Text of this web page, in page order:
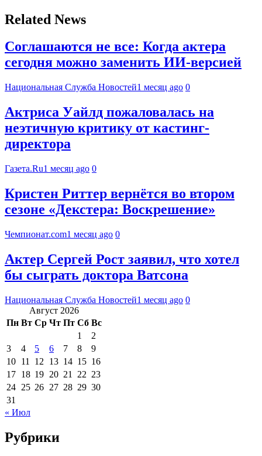
Related News
Соглашаются не все: Когда актера
сегодня можно заменить ИИ-версией
Национальная Служба Новостей1 месяц ago 0
Актриса Уайлд пожаловалась на
неэтичную критику от кастинг-
директора
Газета.Ru1 месяц ago 0
Кристен Риттер вернётся во втором
сезоне «Декстера: Воскрешение»
Чемпионат.com1 месяц ago 0
Актер Сергей Рост заявил, что хотел
бы сыграть доктора Ватсона
Национальная Служба Новостей1 месяц ago 0
Август 2026
Пн Вт Ср Чт Пт Сб Вс
1
2
3
4 5 6 7 8
9
10 11 12 13 14 15 16
17 18 19 20 21 22 23
24 25 26 27 28 29 30
31
« Июл
Рубрики